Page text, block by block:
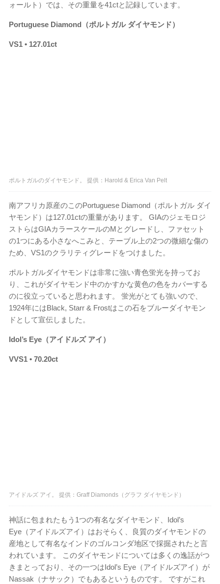
ォールト）では、その重量を41ctと記録しています。
Portuguese Diamond（ポルトガル ダイヤモンド）
VS1 • 127.01ct
ポルトガルのダイヤモンド。 提供：Harold & Erica Van Pelt
南アフリカ原産のこのPortuguese Diamond（ポルトガル ダイ
ヤモンド）は127.01ctの重量があります。 GIAのジェモロジ
ストらはGIAカラースケールのMとグレードし、ファセット
の1つにある小さなへこみと、テーブル上の2つの微細な傷の
ため、VS1のクラリティグレードをつけました。
ポルトガルダイヤモンドは非常に強い青色蛍光を持ってお
り、これがダイヤモンド中のかすかな黄色の色をカバーする
のに役立っていると思われます。 蛍光がとても強いので、
1924年にはBlack, Starr & Frostはこの石をブルーダイヤモン
ドとして宣伝しました。
Idol’s Eye（アイドルズ アイ）
VVS1 • 70.20ct
アイドルズ アイ。 提供：Graff Diamonds（グラフ ダイヤモンド）
神話に包まれたもう1つの有名なダイヤモンド、Idol’s
Eye（アイドルズアイ）はおそらく、良質のダイヤモンドの
産地として有名なインドのゴルコンダ地区で採掘されたと言
われています。 このダイヤモンドについては多くの逸話がつ
きまとっており、その一つはIdol’s Eye（アイドルズアイ）が
Nassak（ナサック）でもあるというものです。 ですがこれ